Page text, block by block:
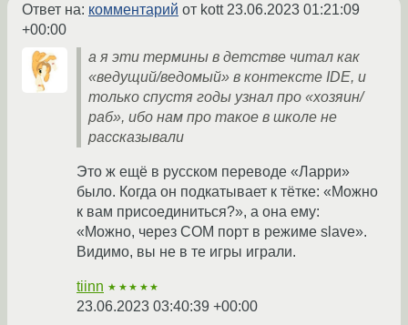
Ответ на: комментарий от kott23.06.2023 01:21:09
+00:00
а я эти термины в детстве читал как
«ведущий/ведомый» в контексте IDE, и
только спустя годы узнал про «хозяин/
раб», ибо нам про такое в школе не
рассказывали
Это ж ещё в русском переводе «Ларри»
было. Когда он подкатывает к тётке: «Можно
к вам присоединиться?», а она ему:
«Можно, через COM порт в режиме slave».
Видимо, вы не в те игры играли.
tiinn ★★★★★
23.06.2023 03:40:39 +00:00